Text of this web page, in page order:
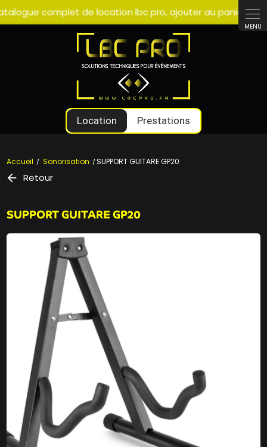
Location Prestations
Accueil Sonorisation SUPPORT GUITARE GP20
Retour
SUPPORT GUITARE GP20